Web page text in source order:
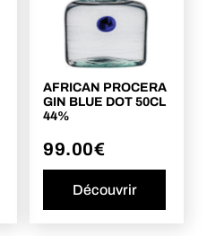
AFRICAN PROCERA
GIN BLUE DOT 50CL
44%
99.00€
Découvrir